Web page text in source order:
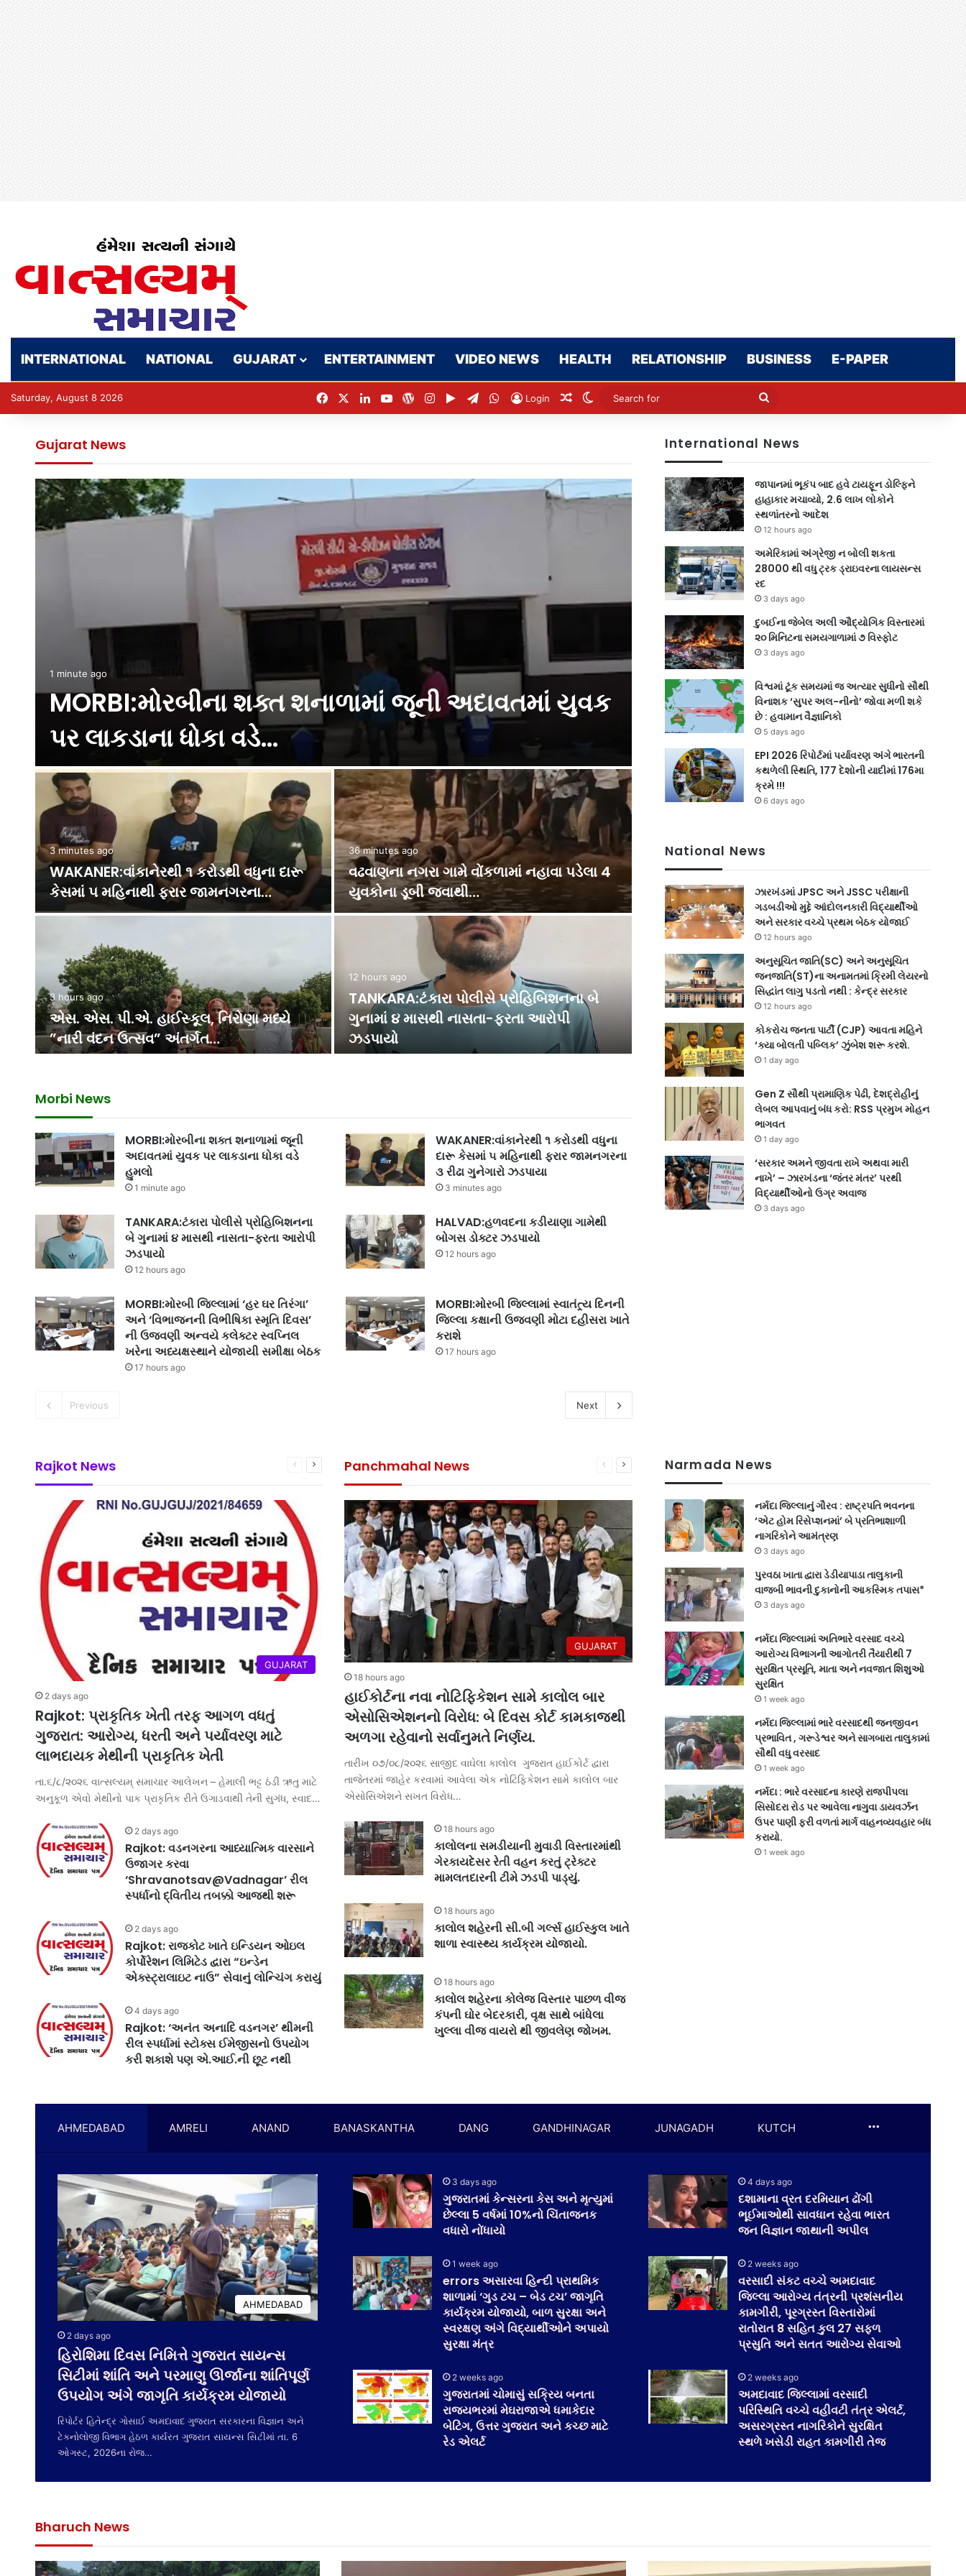
INTERNATIONAL NATIONAL GUJARAT ENTERTAINMENT VIDEO NEWS HEALTH RELATIONSHIP BUSINESS E-PAPER
Saturday, August 8 2026 FacebookLinkedInYouTubeWordPress
Instagram
Google Play
Telegram
WhatsApp
Login Random Article
Switch skin
Search
Gujarat News
12 hours ago
HALVAD:હળવદના કડીયાણા ગામેથી બોગસ ડોક્ટર
ઝડપાયો
14 hours ago
૩૫ વર્ષ બાદ અમરાવતી નદીના નાળાનું ધોવાણ:
નેત્રંગના ગાંધીબજારનો સંપર્ક…
14 hours ago
ભીલડીમાં બનાસ ડેરીનો મેગા પ્રોજેક્ટ: ૨૩૫
વીઘામાં ઉભું થયું દેશનું…
15 hours ago
મહિલા કલ્યાણ દિવસ: નારી શક્તિનો વિકાસ એ
જ ડાંગના પ્રગતિપથનો…
15 hours ago
હનીટ્રેપ-છેતરપિંડીના કેસમાં કોર્ટનો મોટો
હુકમ.. ગુનાની ગેરકાયદેસર આવકમાંથી
ખરીદેલી મિલકત…
MORBI:મોરબીના શક્ત
પર લાકડાના ધોકા વડે…
3 minutes ago
WAKANER:વાંકાનેરથી ૧ કરોડથી વધુના દારૂ
કેસમાં ૫ મહિનાથી ફરાર જામનગરના…
3 hours ago
એસ. એસ. પી.એ. હાઈસ્કૂલ, નિરોણા મધ્યે
”નારી વંદન ઉત્સવ” અંતર્ગત…
Morbi News
MORBI:મોરબીના શક્ત શનાળામાં જૂની
અદાવતમાં યુવક પર લાકડાના ધોકા વડે
હુમલો
1 minute ago
WAKANER:વાંકાનેરથી ૧ કરોડથી વધુના
દારૂ કેસમાં ૫ મહિનાથી ફરાર જામનગરના
૩ રીઢા ગુનેગારો ઝડપાયા
3 minutes ago
TANKARA:ટંકારા પોલીસે પ્રોહિબિશનના
બે ગુનામાં ૪ માસથી નાસતા-ફરતા આરોપી
ઝડપાયો
12 hours ago
HALVAD:હળવદના કડીયાણા ગામેથી
બોગસ ડોક્ટર ઝડપાયો
12 hours ago
MORBI:મોરબી જિલ્લામાં ‘હર ઘર તિરંગા’
અને ‘વિભાજનની વિભીષિકા સ્મૃતિ દિવસ’
ની ઉજવણી અન્વયે કલેક્ટર સ્વપ્નિલ
ખરેના અધ્યક્ષસ્થાને યોજાયી સમીક્ષા બેઠક
17 hours ago
MORBI:મોરબી જિલ્લામાં સ્વાતંત્ર્ય દિનની
જિલ્લા કક્ષાની ઉજવણી મોટા દહીસરા ખાતે
કરાશે
17 hours ago
Previous Next
International News
જાપાનમાં ભૂકંપ બાદ હવે ટાયફૂન ડોલ્ફિને
હાહાકાર મચાવ્યો, 2.6 લાખ લોકોને
સ્થળાંતરનો આદેશ
12 hours ago
અમેરિકામાં અંગ્રેજી ન બોલી શકતા
28000 થી વધુ ટ્રક ડ્રાઇવરના લાયસન્સ
રદ
3 days ago
દુબઈના જેબેલ અલી ઔદ્યોગિક વિસ્તારમાં
૨૦ મિનિટના સમયગાળામાં ૭ વિસ્ફોટ
3 days ago
વિશ્વમાં ટૂંક સમયમાં જ અત્યાર સુધીનો સૌથી
વિનાશક ‘સુપર અલ-નીનો’ જોવા મળી શકે
છે : હવામાન વૈજ્ઞાનિકો
5 days ago
EPI 2026 રિપોર્ટમાં પર્યાવરણ અંગે ભારતની
કથળેલી સ્થિતિ, 177 દેશોની યાદીમાં 176મા
ક્રમે !!!
6 days ago
National News
ઝારખંડમાં JPSC અને JSSC પરીક્ષાની
ગડબડીઓ મુદ્દે આંદોલનકારી વિદ્યાર્થીઓ
અને સરકાર વચ્ચે પ્રથમ બેઠક યોજાઈ
12 hours ago
અનુસૂચિત જાતિ(SC) અને અનુસૂચિત
જનજાતિ(ST)ના અનામતમાં ક્રિમી લેયરનો
સિદ્ધાંત લાગુ પડતો નથી : કેન્દ્ર સરકાર
12 hours ago
કોકરોચ જનતા પાર્ટી (CJP) આવતા મહિને
‘ક્યા બોલતી પબ્લિક’ ઝુંબેશ શરૂ કરશે.
1 day ago
Gen Z સૌથી પ્રામાણિક પેઢી, દેશદ્રોહીનું
લેબલ આપવાનું બંધ કરો: RSS પ્રમુખ મોહન
ભાગવત
1 day ago
‘સરકાર અમને જીવતા રાખે અથવા મારી
નાખે’ – ઝારખંડના ‘જંતર મંતર’ પરથી
વિદ્યાર્થીઓનો ઉગ્ર અવાજ
3 days ago
Rajkot News
Previous
Next
GUJARAT
2 days ago
Rajkot: પ્રાકૃતિક ખેતી તરફ આગળ વધતું
ગુજરાત: આરોગ્ય, ધરતી અને પર્યાવરણ માટે
લાભદાયક મેથીની પ્રાકૃતિક ખેતી
તા.૬/૮/૨૦૨૬ વાત્સલ્યમ્ સમાચાર આલેખન – હેમાલી ભટ્ટ ઠંડી ઋતુ માટે
અનુકૂળ એવો મેથીનો પાક પ્રાકૃતિક રીતે ઉગાડવાથી તેની સુગંધ, સ્વાદ…
2 days ago
Rajkot: વડનગરના આધ્યાત્મિક વારસાને
ઉજાગર કરવા
‘Shravanotsav@Vadnagar’ રીલ
સ્પર્ધાનો દ્વિતીય તબક્કો આજથી શરૂ
2 days ago
Rajkot: રાજકોટ ખાતે ઇન્ડિયન ઓઇલ
કોર્પોરેશન લિમિટેડ દ્વારા “ઇન્ડેન
એક્સ્ટ્રાલાઇટ નાઉ” સેવાનું લોન્ચિંગ કરાયું
4 days ago
Rajkot: ‘અનંત અનાદિ વડનગર’ થીમની
રીલ સ્પર્ધામાં સ્ટોક્સ ઈમેજીસનો ઉપયોગ
કરી શકાશે પણ એ.આઈ.ની છૂટ નથી
Panchmahal News
Previous
Next
GUJARAT
18 hours ago
હાઈકોર્ટના નવા નોટિફિકેશન સામે કાલોલ બાર
એસોસિએશનનો વિરોધ: બે દિવસ કોર્ટ કામકાજથી
અળગા રહેવાનો સર્વાનુમતે નિર્ણય.
તારીખ ૦૭/૦૮/૨૦૨૬ સાજીદ વાઘેલા કાલોલ ગુજરાત હાઈકોર્ટ દ્વારા
તાજેતરમાં જાહેર કરવામાં આવેલા એક નોટિફિકેશન સામે કાલોલ બાર
એસોસિએશને સખત વિરોધ…
18 hours ago
કાલોલના સમડીયાની મુવાડી વિસ્તારમાંથી
ગેરકાયદેસર રેતી વહન કરતું ટ્રેક્ટર
મામલતદારની ટીમે ઝડપી પાડ્યું.
18 hours ago
કાલોલ શહેરની સી.બી ગર્લ્સ હાઈસ્કુલ ખાતે
શાળા સ્વાસ્થ્ય કાર્યક્રમ યોજાયો.
18 hours ago
કાલોલ શહેરના કોલેજ વિસ્તાર પાછળ વીજ
કંપની ઘોર બેદરકારી, વૃક્ષ સાથે બાંધેલા
ખુલ્લા વીજ વાયરો થી જીવલેણ જોખમ.
Narmada News
નર્મદા જિલ્લાનું ગૌરવ : રાષ્ટ્રપતિ ભવનના
‘એટ હોમ રિસેપ્શનમાં’ બે પ્રતિભાશાળી
નાગરિકોને આમંત્રણ
3 days ago
પુરવઠા ખાતા દ્વારા ડેડીયાપાડા તાલુકાની
વાજબી ભાવની દુકાનોની આકસ્મિક તપાસ*
3 days ago
નર્મદા જિલ્લામાં અતિભારે વરસાદ વચ્ચે
આરોગ્ય વિભાગની આગોતરી તૈયારીથી 7
સુરક્ષિત પ્રસૂતિ, માતા અને નવજાત શિશુઓ
સુરક્ષિત
1 week ago
નર્મદા જિલ્લામાં ભારે વરસાદથી જનજીવન
પ્રભાવિત , ગરૂડેશ્વર અને સાગબારા તાલુકામાં
સૌથી વધુ વરસાદ
1 week ago
નર્મદા : ભારે વરસાદના કારણે રાજપીપલા
સિસોદરા રોડ પર આવેલા નાગુવા ડાયવર્ઝન
ઉપર પાણી ફરી વળતાં માર્ગ વાહનવ્યવહાર બંધ
કરાયો.
1 week ago
AHMEDABAD AMRELI ANAND BANASKANTHA DANG GANDHINAGAR JUNAGADH KUTCH More
AHMEDABAD
2 days ago
હિરોશિમા દિવસ નિમિત્તે ગુજરાત સાયન્સ
સિટીમાં શાંતિ અને પરમાણુ ઊર્જાના શાંતિપૂર્ણ
ઉપયોગ અંગે જાગૃતિ કાર્યક્રમ યોજાયો
રિપોર્ટર હિતેન્દ્ર ગોસાઈ અમદાવાદ ગુજરાત સરકારના વિજ્ઞાન અને
ટેકનોલોજી વિભાગ હેઠળ કાર્યરત ગુજરાત સાયન્સ સિટીમાં તા. 6
ઓગસ્ટ, 2026ના રોજ…
3 days ago
ગુજરાતમાં કેન્સરના કેસ અને મૃત્યુમાં
છેલ્લા 5 વર્ષમાં 10%નો ચિંતાજનક
વધારો નોંધાયો
4 days ago
દશામાના વ્રત દરમિયાન ઢોંગી
ભૂઈમાઓથી સાવધાન રહેવા ભારત
જન વિજ્ઞાન જાથાની અપીલ
1 week ago
errors અસારવા હિન્દી પ્રાથમિક
શાળામાં ‘ગુડ ટચ – બેડ ટચ’ જાગૃતિ
કાર્યક્રમ યોજાયો, બાળ સુરક્ષા અને
સ્વરક્ષણ અંગે વિદ્યાર્થીઓને અપાયો
સુરક્ષા મંત્ર
2 weeks ago
વરસાદી સંકટ વચ્ચે અમદાવાદ
જિલ્લા આરોગ્ય તંત્રની પ્રશંસનીય
કામગીરી, પૂરગ્રસ્ત વિસ્તારોમાં
રાતોરાત 8 સહિત કુલ 27 સફળ
પ્રસુતિ અને સતત આરોગ્ય સેવાઓ
2 weeks ago
ગુજરાતમાં ચોમાસું સક્રિય બનતા
રાજ્યભરમાં મેઘરાજાએ ધમાકેદાર
બેટિંગ, ઉત્તર ગુજરાત અને કચ્છ માટે
રેડ એલર્ટ
2 weeks ago
અમદાવાદ જિલ્લામાં વરસાદી
પરિસ્થિતિ વચ્ચે વહીવટી તંત્ર એલર્ટ,
અસરગ્રસ્ત નાગરિકોને સુરક્ષિત
સ્થળે ખસેડી રાહત કામગીરી તેજ
Bharuch News